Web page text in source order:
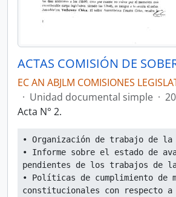
EC AN ABJLM COMISIONES
· Unidad documental simple ·
Acta N° 2.
• Organización de trabajo de la
• Informe sobre el estado de
pendientes de los trabajos de
• Políticas de cumplimiento de
constitucionales con respecto